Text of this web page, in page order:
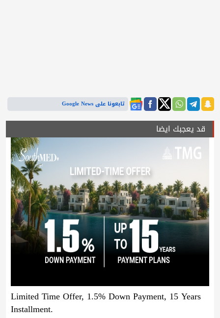
تابعونا على Google News
قد يعجبك ايضا
Limited Time Offer, 1.5% Down Payment, 15 Years
Installment.